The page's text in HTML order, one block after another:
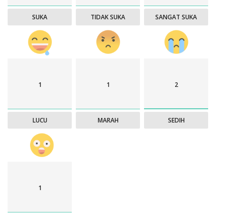
SUKA TIDAK SUKA SANGAT SUKA
1
LUCU
1
MARAH
2
SEDIH
1